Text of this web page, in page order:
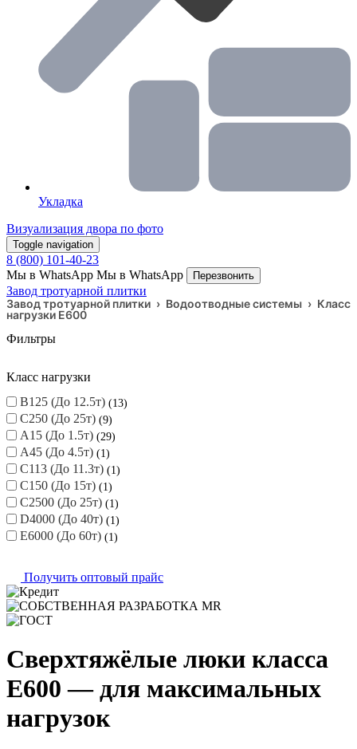
Укладка
Визуализация двора по фото
Мы в WhatsApp
Завод тротуарной плитки
Завод тротуарной плитки
нагрузки E600
Фильтры
Класс нагрузки
B125 (До 12.5т)
13
C250 (До 25т) 9
A15 (До 1.5т) 29
C113 (До 11.3т) 1
C150 (До 15т)
C2500 (До 25т) 1
D4000 (До 40т)
Получить оптовый прайс